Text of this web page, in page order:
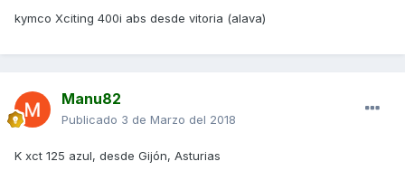
kymco Xciting 400i abs desde vitoria (alava)
Manu82
Publicado 3 de Marzo del 2018
K xct 125 azul, desde Gijón, Asturias